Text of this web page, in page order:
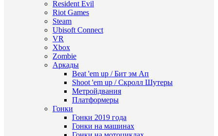
Resident Evil
Riot Games
Steam
Ubisoft Connect
VR
Xbox
Zombie
Аркады
Beat 'em up / Бит эм Ап
Shoot 'em up / Скролл Шутеры
Метройдвания
Платформеры
Гонки
Гонки 2019 года
Гонки на машинах